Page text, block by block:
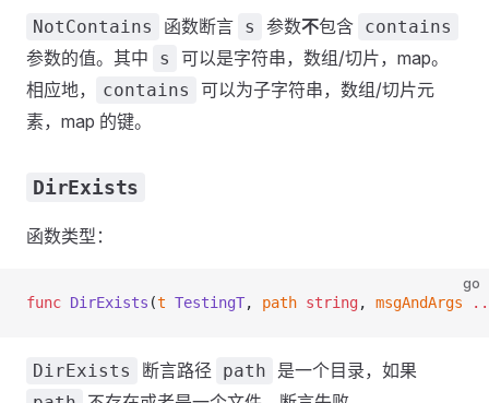
NotContains 函数断言 s 参数不包含 contains
参数的值。其中 s
可以是字符串，数组/切片，map。
相应地，
contains
可以为子字符串，数组/切片元
素，map 的键。
DirExists
函数类型：
go
func DirExists (t TestingT, path string, msgAndArgs
DirExists 断言路径 path 是一个目录，如果